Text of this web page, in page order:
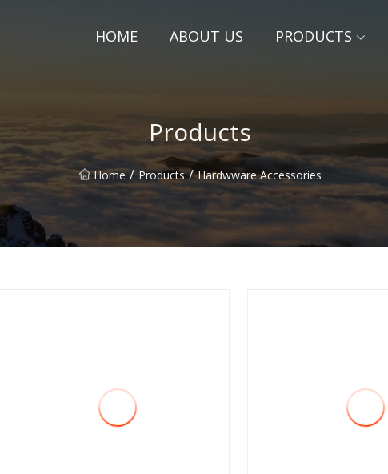
HOME ABOUT US PRODUCTS
Products
Home / Products / Hardwware Accessories